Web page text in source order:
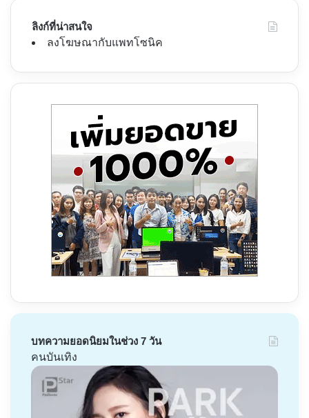
ลิงก์ที่น่าสนใจ
ลงโฆษณากับแพทโซนิค
บทความยอดนิยมในช่วง 7 วัน
คนบันเทิง